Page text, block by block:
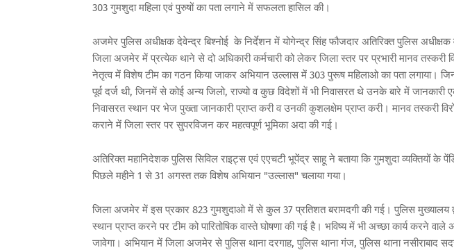
303 गुमशुदा महिला एवं पुरुषों का पता लगाने में सफलता हासिल की।
अजमेर पुलिस अधीक्षक देवेन्द्र बिश्नोई के निर्देशन में योगेन्द्र सिंह फौजदार अतिरिक्त पुलिस
जिला अजमेर में प्रत्येक थाने से दो अधिकारी कर्मचारी को लेकर जिला स्तर पर प्रभारी मानव तस्करी
नेतृत्व में विशेष टीम का गठन किया जाकर अभियान उल्लास में 303 पुरूष महिलाओ का पता लगाया।
पूर्व दर्ज थी, जिनमें से कोई अन्य जिलो, राज्यो व कुछ विदेशों में भी निवासरत थे उनके बारे में
निवासरत स्थान पर भेज पुख्ता जानकारी प्राप्त करी व उनकी कुशलक्षेम प्राप्त करी। मानव तस्करी
कराने में जिला स्तर पर सुपरविजन कर महत्वपूर्ण भूमिका अदा की गई।
अतिरिक्त महानिदेशक पुलिस सिविल राइट्स एवं एएचटी भूपेंद्र साहू ने बताया कि गुमशुदा व्यक्तियों के
पिछले महीने 1 से 31 अगस्त तक विशेष अभियान "उल्लास" चलाया गया।
जिला अजमेर में इस प्रकार 823 गुमशुदाओ में से कुल 37 प्रतिशत बरामदगी की गई। पुलिस मुख्यालय
स्थान प्राप्त करने पर टीम को पारितोषिक वास्ते घोषणा की गई है। भविष्य में भी अच्छा कार्य करने वाले
जावेगा। अभियान में जिला अजमेर से पुलिस थाना दरगाह, पुलिस थाना गंज, पुलिस थाना नसीराबाद